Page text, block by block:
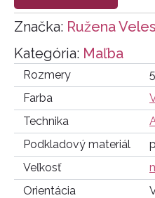
Kategória: Maľba
Značka: Ružena
Rozmery
Farba
Technika
Podkladový materiál
Veľkosť
Orientácia